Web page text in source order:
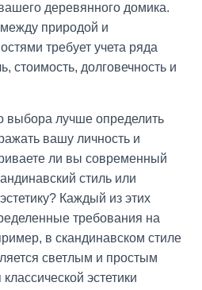
деревянного домика.
природой и
требует учета ряда
стоимость, долговечность и
выбора лучше определить
вашу личность и
ли вы современный
стиль или
Каждый из этих
требования на
в скандинавском стиле
светлым и простым
эстетики